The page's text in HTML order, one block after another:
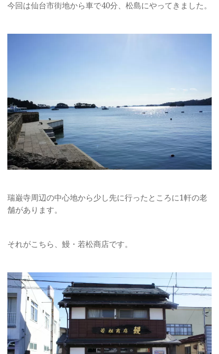
今回は仙台市街地から車で40分、松島にやってきました。
瑞巌寺周辺の中心地から少し先に行ったところに1軒の老
舗があります。
それがこちら、鰻・若松商店です。